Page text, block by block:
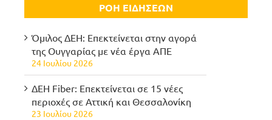
ΡΟΗ ΕΙΔΗΣΕΩΝ
Όμιλος ΔΕΗ: Επεκτείνεται στην αγορά
της Ουγγαρίας με νέα έργα ΑΠΕ
24 Ιουλίου 2026
ΔΕΗ Fiber: Επεκτείνεται σε 15 νέες
περιοχές σε Αττική και Θεσσαλονίκη
23 Ιουλίου 2026